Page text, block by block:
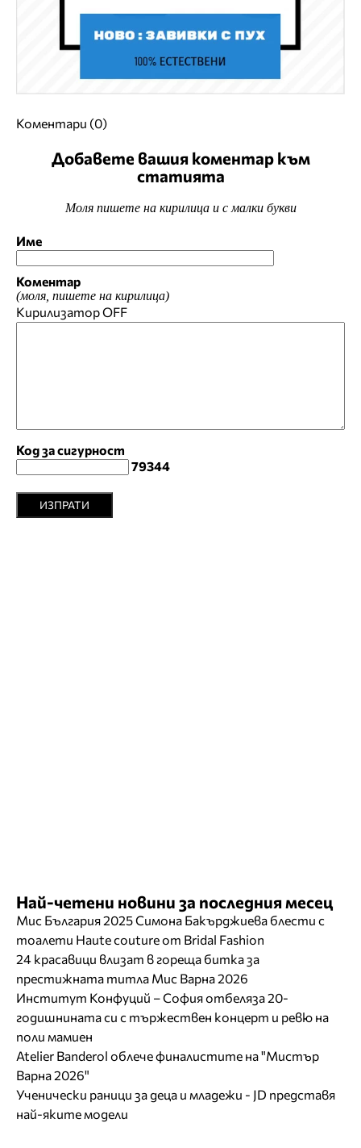
Коментари (0)
Добавете вашия коментар към
статията
Моля пишете на кирилица и с малки букви
Име
Коментар
(моля, пишете на кирилица)
КирилизаторOFF
Код за сигурност
79344
ИЗПРАТИ
Най-четени новини за последния месец
Мис България 2025 Симона Бакърджиева блести с
тоалети Haute couture от Bridal Fashion
24 красавици влизат в гореща битка за
престижната титла Мис Варна 2026
Институт Конфуций – София отбеляза 20-
годишнината си с тържествен концерт и ревю на
поли мамиен
Atelier Banderol облече финалистите на "Мистър
Варна 2026"
Ученически раници за деца и младежи - JD представя
най-яките модели